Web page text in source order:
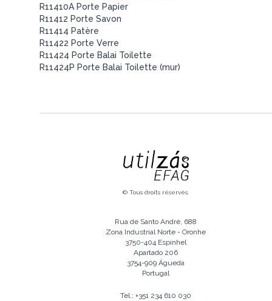
R11410A Porte Papier
R11412 Porte Savon
R11414 Patère
R11422 Porte Verre
R11424 Porte Balai Toilette
R11424P Porte Balai Toilette (mur)
© Tous droits réservés.
Rua de Santo André, 688
Zona Industrial Norte - Oronhe
3750-404 Espinhel
Apartado 206
3754-909 Águeda
Portugal
Tel.: +351 234 610 030